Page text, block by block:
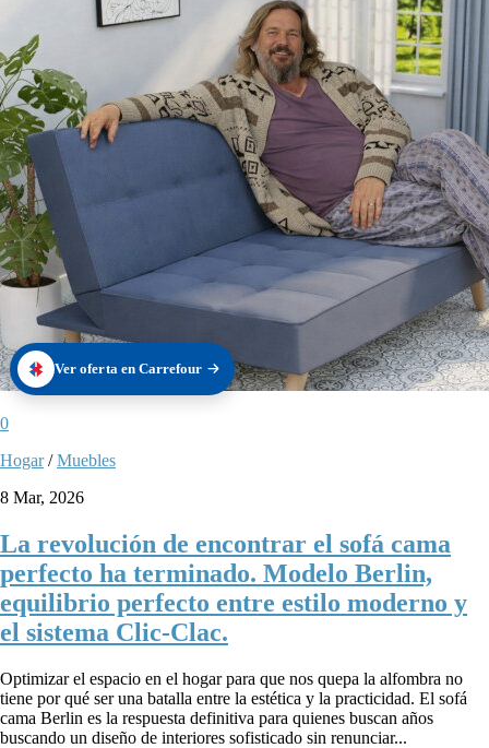
Ver oferta en Carrefour
0
Hogar/Muebles
8 Mar, 2026
La revolución de encontrar el sofá cama
perfecto ha terminado. Modelo Berlin,
equilibrio perfecto entre estilo moderno y
el sistema Clic-Clac.
Optimizar el espacio en el hogar para que nos quepa la alfombra no
tiene por qué ser una batalla entre la estética y la practicidad. El sofá
cama Berlin es la respuesta definitiva para quienes buscan años
buscando un diseño de interiores sofisticado sin renunciar...